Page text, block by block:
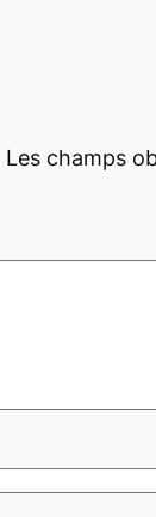
Les champs